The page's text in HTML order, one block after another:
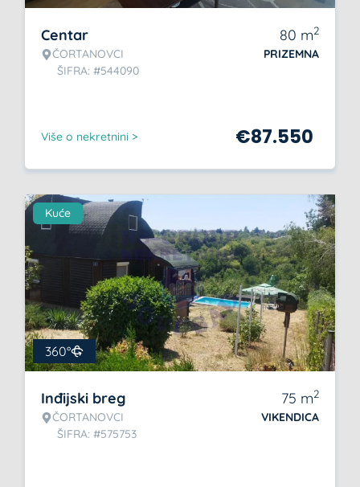
Centar
ČORTANOVCI
ŠIFRA: #544090
80 m2
PRIZEMNA
Više o nekretnini > €87.550
Kuće
360°
Inđijski breg
ČORTANOVCI
ŠIFRA: #575753
75 m2
VIKENDICA